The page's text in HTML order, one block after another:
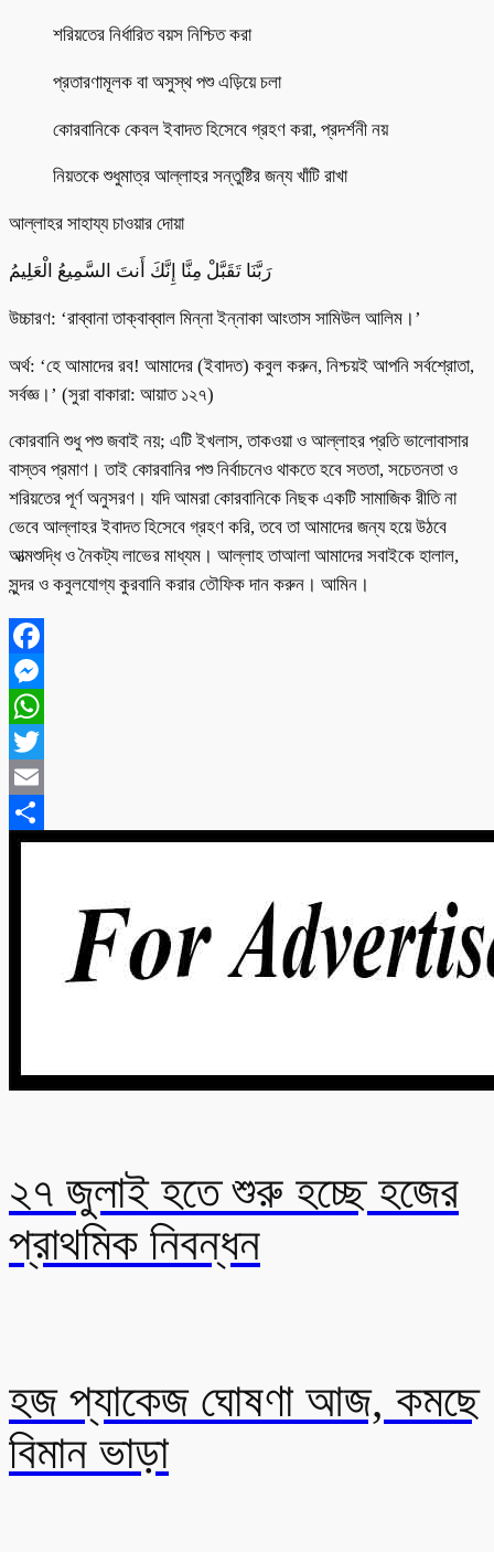
শরিয়তের নির্ধারিত বয়স নিশ্চিত করা
প্রতারণামূলক বা অসুস্থ পশু এড়িয়ে চলা
কোরবানিকে কেবল ইবাদত হিসেবে গ্রহণ করা, প্রদর্শনী নয়
নিয়তকে শুধুমাত্র আল্লাহর সন্তুষ্টির জন্য খাঁটি রাখা
আল্লাহর সাহায্য চাওয়ার দোয়া
رَبَّنَا تَقَبَّلْ مِنَّا إِنَّكَ أَنتَ السَّمِيعُ الْعَلِيمُ
উচ্চারণ: ‘রাব্বানা তাক্বাব্বাল মিন্না ইন্নাকা আংতাস সামিউল আলিম।’
অর্থ: ‘হে আমাদের রব! আমাদের (ইবাদত) কবুল করুন, নিশ্চয়ই আপনি সর্বশ্রোতা,
সর্বজ্ঞ।’ (সুরা বাকারা: আয়াত ১২৭)
কোরবানি শুধু পশু জবাই নয়; এটি ইখলাস, তাকওয়া ও আল্লাহর প্রতি ভালোবাসার
বাস্তব প্রমাণ। তাই কোরবানির পশু নির্বাচনেও থাকতে হবে সততা, সচেতনতা ও
শরিয়তের পূর্ণ অনুসরণ। যদি আমরা কোরবানিকে নিছক একটি সামাজিক রীতি না
ভেবে আল্লাহর ইবাদত হিসেবে গ্রহণ করি, তবে তা আমাদের জন্য হয়ে উঠবে
আত্মশুদ্ধি ও নৈকট্য লাভের মাধ্যম। আল্লাহ তাআলা আমাদের সবাইকে হালাল,
সুন্দর ও কবুলযোগ্য কুরবানি করার তৌফিক দান করুন। আমিন।
Facebook
Messenger
WhatsApp
Twitter
Email
Share
২৭ জুলাই হতে শুরু হচ্ছে হজের
প্রাথমিক নিবন্ধন
হজ প্যাকেজ ঘোষণা আজ, কমছে
বিমান ভাড়া